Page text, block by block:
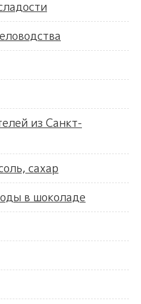
из Санкт-
сахар
в шоколаде